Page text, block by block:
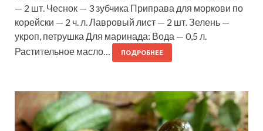
— 2 шт. Чеснок — 3 зубчика Приправа для моркови по
корейски — 2 ч. л. Лавровый лист — 2 шт. Зелень —
укроп, петрушка Для маринада: Вода — 0,5 л.
Растительное масло…
ПОДРОБНЕЕ